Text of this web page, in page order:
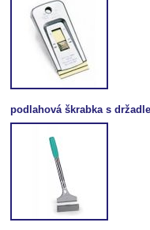
podlahová škrabka s